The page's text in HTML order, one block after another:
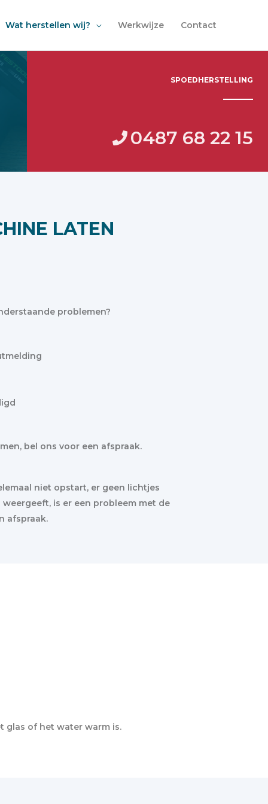
Wat herstellen wij? Werkwijze Contact
SPOEDHERSTELLING
0487 68 22 15
LATEN
problemen?
bel ons voor een afspraak.
niet opstart, er geen lichtjes
is er een probleem met de
afspraak.
glas of het water warm is.